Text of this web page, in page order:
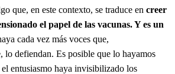
que, en este contexto, se traduce en creer
el papel de las vacunas. Y es un
cada vez más voces que,
lo defiendan. Es posible que lo hayamos
entusiasmo haya invisibilizado los